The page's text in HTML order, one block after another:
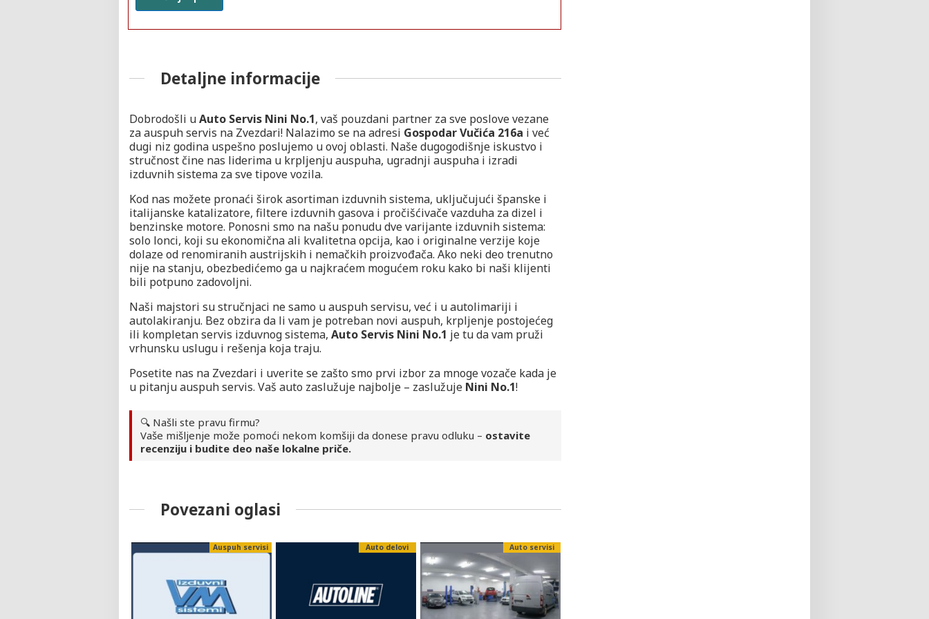
Detaljne informacije
Dobrodošli uAuto Servis Nini No.1, vaš pouzdani partner za sve poslove vezane
za auspuh servis na Zvezdari! Nalazimo se na adresi Gospodar Vučića 216a i već
dugi niz godina uspešno poslujemo u ovoj oblasti. Naše dugogodišnje iskustvo i
stručnost čine nas liderima u krpljenju auspuha, ugradnji auspuha i izradi
izduvnih sistema za sve tipove vozila.
Kod nas možete pronaći širok asortiman izduvnih sistema, uključujući španske i
italijanske katalizatore, filtere izduvnih gasova i pročišćivače vazduha za dizel i
benzinske motore. Ponosni smo na našu ponudu dve varijante izduvnih sistema:
solo lonci, koji su ekonomična ali kvalitetna opcija, kao i originalne verzije koje
dolaze od renomiranih austrijskih i nemačkih proizvođača. Ako neki deo trenutno
nije na stanju, obezbedićemo ga u najkraćem mogućem roku kako bi naši klijenti
bili potpuno zadovoljni.
Naši majstori su stručnjaci ne samo u auspuh servisu, već i u autolimariji i
autolakiranju. Bez obzira da li vam je potreban novi auspuh, krpljenje postojećeg
ili kompletan servis izduvnog sistema, Auto Servis Nini No.1 je tu da vam pruži
vrhunsku uslugu i rešenja koja traju.
Posetite nas na Zvezdari i uverite se zašto smo prvi izbor za mnoge vozače kada je
u pitanju auspuh servis. Vaš auto zaslužuje najbolje – zaslužuje Nini No.1!
🔍 Našli ste pravu firmu?
Vaše mišljenje može pomoći nekom komšiji da donese pravu odluku – ostavite
recenziju i budite deo naše lokalne priče.
Povezani oglasi
Auspuh servisi Auto delovi Auto servisi